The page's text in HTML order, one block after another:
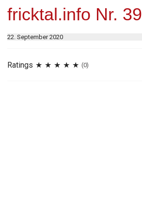
fricktal.info Nr. 39
22. September 2020
Ratings (0)